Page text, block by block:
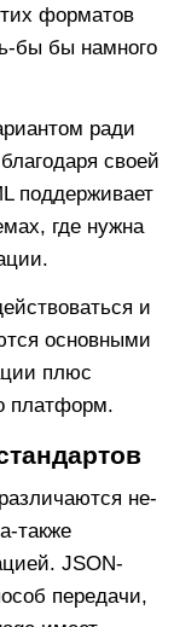
форматов
бы бы намного
ради
своей
поддерживает
где нужна
и
основными
плюс
платформ.
не-
также
JSON-
передачи,